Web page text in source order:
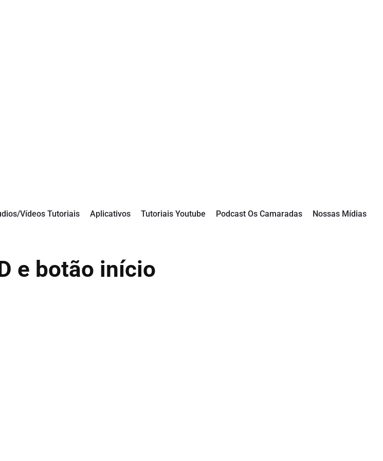
Vídeos Tutoriais Aplicativos Tutoriais Youtube Podcast Os Camaradas Nossas Mídias
e botão início